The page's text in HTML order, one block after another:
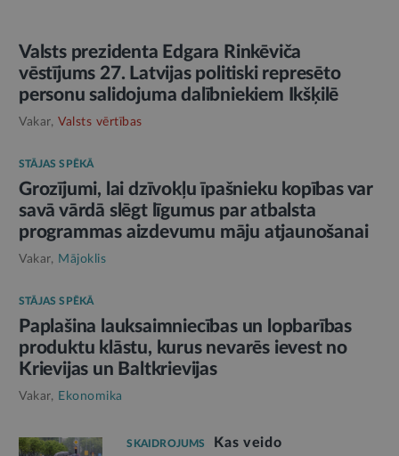
Valsts prezidenta Edgara Rinkēviča
vēstījums 27. Latvijas politiski represēto
personu salidojuma dalībniekiem Ikšķilē
Vakar, Valsts vērtības
STĀJAS SPĒKĀ
Grozījumi, lai dzīvokļu īpašnieku kopības var
savā vārdā slēgt līgumus par atbalsta
programmas aizdevumu māju atjaunošanai
Vakar, Mājoklis
STĀJAS SPĒKĀ
Paplašina lauksaimniecības un lopbarības
produktu klāstu, kurus nevarēs ievest no
Krievijas un Baltkrievijas
Vakar, Ekonomika
SKAIDROJUMS
Kas veido